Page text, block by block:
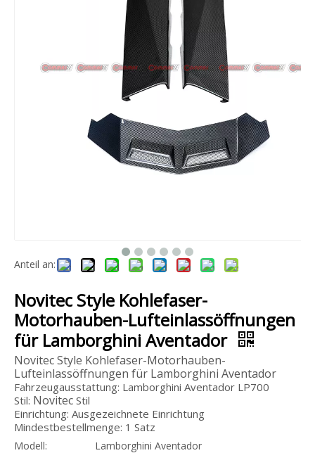
Carbon-Bodykit im W12-Stil für Bentley Flying Spur 2022
Mansory Style Fiberglas Body Kit für Bentley Flying Spur 2010–2014
Anteil an:
Novitec Style Kohlefaser-
Motorhauben-Lufteinlassöffnungen
für Lamborghini Aventador
Novitec Style Kohlefaser-Motorhauben-
Lufteinlassöffnungen für Lamborghini Aventador
Fahrzeugausstattung: Lamborghini Aventador LP700
Stil: Novitec Stil
Einrichtung: Ausgezeichnete Einrichtung
Mindestbestellmenge: 1 Satz
Modell:
Lamborghini Aventador